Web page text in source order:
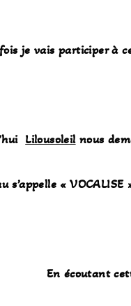
je vais participer à
Lilousoleilnous
s’appelle «
En écoutant